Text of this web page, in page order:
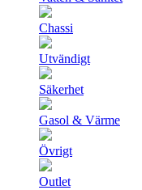
Chassi
Utvändigt
Säkerhet
Gasol & Värme
Övrigt
Outlet